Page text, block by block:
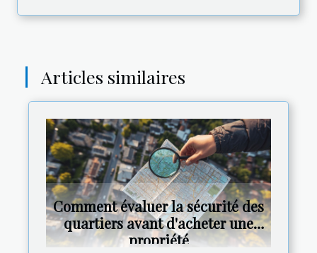
Articles similaires
Comment évaluer la sécurité des
quartiers avant d'acheter une
propriété